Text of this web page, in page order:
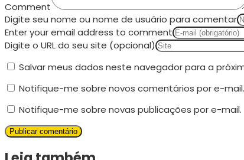
Comment
Digite seu nome ou nome de usuário para comentar
Enter your email address to comment
Digite o URL do seu site (opcional)
Salvar meus dados neste navegador para a
Notifique-me sobre novos comentários por e-mail.
Notifique-me sobre novas publicações por e-mail.